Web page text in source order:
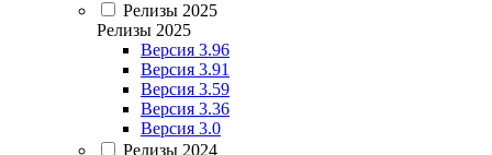
Релизы 2025
Релизы 2025
Версия 3.96
Версия 3.91
Версия 3.59
Версия 3.36
Версия 3.0
Релизы 2024